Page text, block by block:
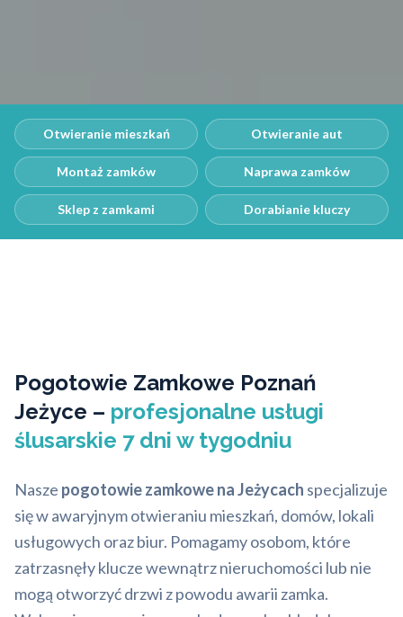
Otwieranie mieszkań Otwieranie aut
Montaż zamków Naprawa zamków
Sklep z zamkami Dorabianie kluczy
Pogotowie Zamkowe Poznań
Jeżyce – profesjonalne usługi
ślusarskie 7 dni w tygodniu
Nasze pogotowie zamkowe na Jeżycach specjalizuje
się w awaryjnym otwieraniu mieszkań, domów, lokali
usługowych oraz biur. Pomagamy osobom, które
zatrzasnęły klucze wewnątrz nieruchomości lub nie
mogą otworzyć drzwi z powodu awarii zamka.